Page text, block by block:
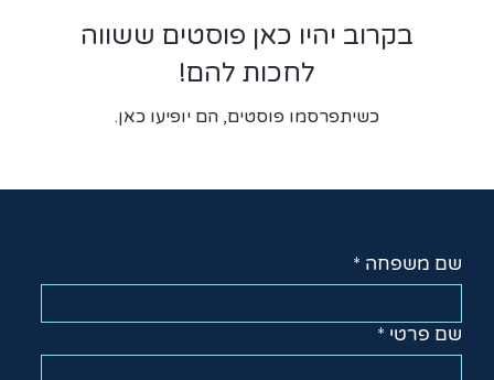
בקרוב יהיו כאן פוסטים ששווה
לחכות להם!
כשיתפרסמו פוסטים, הם יופיעו כאן.
שם משפחה *
שם פרטי *